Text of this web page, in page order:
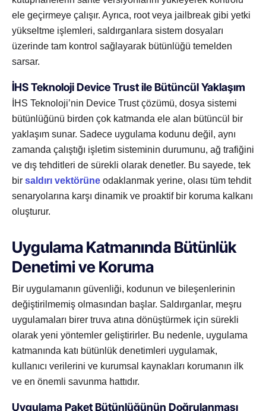
ele geçirmeye çalışır. Ayrıca, root veya jailbreak gibi yetki
yükseltme işlemleri, saldırganlara sistem dosyaları
üzerinde tam kontrol sağlayarak bütünlüğü temelden
sarsar.
İHS Teknoloji Device Trust ile Bütüncül Yaklaşım
İHS Teknoloji’nin Device Trust çözümü, dosya sistemi
bütünlüğünü birden çok katmanda ele alan bütüncül bir
yaklaşım sunar. Sadece uygulama kodunu değil, aynı
zamanda çalıştığı işletim sisteminin durumunu, ağ trafiğini
ve dış tehditleri de sürekli olarak denetler. Bu sayede, tek
bir saldırı vektörüne odaklanmak yerine, olası tüm tehdit
senaryolarına karşı dinamik ve proaktif bir koruma kalkanı
oluşturur.
Uygulama Katmanında Bütünlük
Denetimi ve Koruma
Bir uygulamanın güvenliği, kodunun ve bileşenlerinin
değiştirilmemiş olmasından başlar. Saldırganlar, meşru
uygulamaları birer truva atına dönüştürmek için sürekli
olarak yeni yöntemler geliştirirler. Bu nedenle, uygulama
katmanında katı bütünlük denetimleri uygulamak,
kullanıcı verilerini ve kurumsal kaynakları korumanın ilk
ve en önemli savunma hattıdır.
Uygulama Paket Bütünlüğünün Doğrulanması